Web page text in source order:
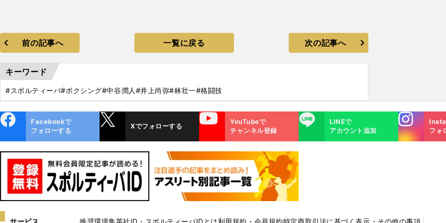
前の記事へ 一覧に戻る 次の記事へ
キーワード
#スポルティーバ#ボクシング#中谷潤人 #井上尚弥#林壮一#格闘技
ok
Facebookで
フォローする
Xでフォローする
YouTube
YouTubeで
チャンネル登録
LINE
LINEで
アカウント追加
Instagra
m
フォ
サービス 推奨環境集英社ID・スポルティーバIDとは利用規約・会員規約特定商取引法に基づく表示・その他の事項